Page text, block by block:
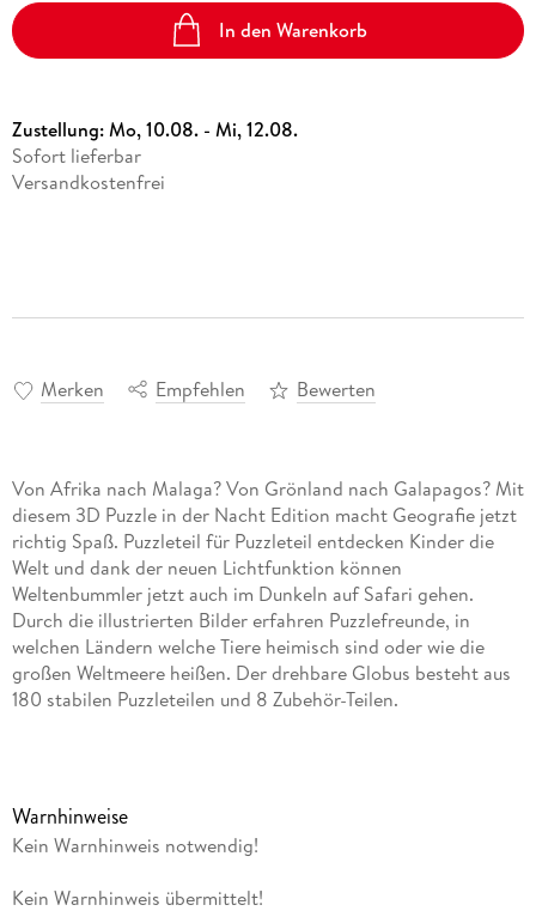
In den Warenkorb
Zustellung:Mo, 10.08. - Mi, 12.08.
Sofort lieferbar
Versandkostenfrei
Merken Empfehlen Bewerten
Von Afrika nach Malaga? Von Grönland nach Galapagos? Mit
diesem 3D Puzzle in der Nacht Edition macht Geografie jetzt
richtig Spaß. Puzzleteil für Puzzleteil entdecken Kinder die
Welt und dank der neuen Lichtfunktion können
Weltenbummler jetzt auch im Dunkeln auf Safari gehen.
Durch die illustrierten Bilder erfahren Puzzlefreunde, in
welchen Ländern welche Tiere heimisch sind oder wie die
großen Weltmeere heißen. Der drehbare Globus besteht aus
180 stabilen Puzzleteilen und 8 Zubehör-Teilen.
mit Easyclick Technology für passgenauen Zusammenhalt -
stabil, ganz ohne Klebstoff
Zubehörteilen entsteht Stück für Stück ein stabiler Puzzleball,
Warnhinweise
Kein Warnhinweis notwendig!
Kein Warnhinweis übermittelt!